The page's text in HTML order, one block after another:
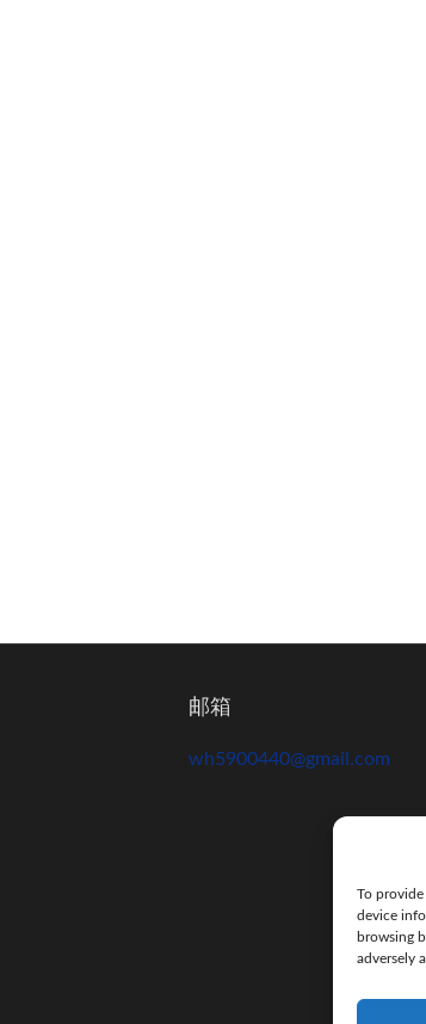
To provide
device
browsing
adversely
邮箱
wh5900440@gmail.com